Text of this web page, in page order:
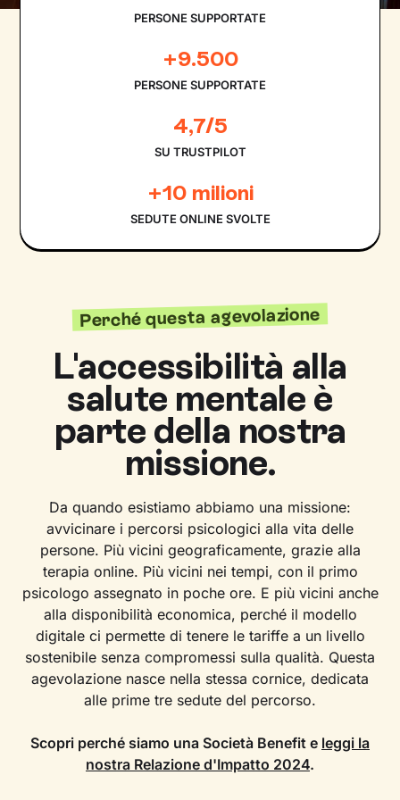
PERSONE SUPPORTATE
+9.500
PERSONE SUPPORTATE
4,7/5
SU TRUSTPILOT
+10 milioni
SEDUTE ONLINE SVOLTE
Perché questa agevolazione
L'accessibilità alla
salute mentale è
parte della nostra
missione.
Da quando esistiamo abbiamo una missione:
avvicinare i percorsi psicologici alla vita delle
persone. Più vicini geograficamente, grazie alla
terapia online. Più vicini nei tempi, con il primo
psicologo assegnato in poche ore. E più vicini anche
alla disponibilità economica, perché il modello
digitale ci permette di tenere le tariffe a un livello
sostenibile senza compromessi sulla qualità. Questa
agevolazione nasce nella stessa cornice, dedicata
alle prime tre sedute del percorso.
Scopri perché siamo una Società Benefit e leggi la
nostra Relazione d'Impatto 2024.